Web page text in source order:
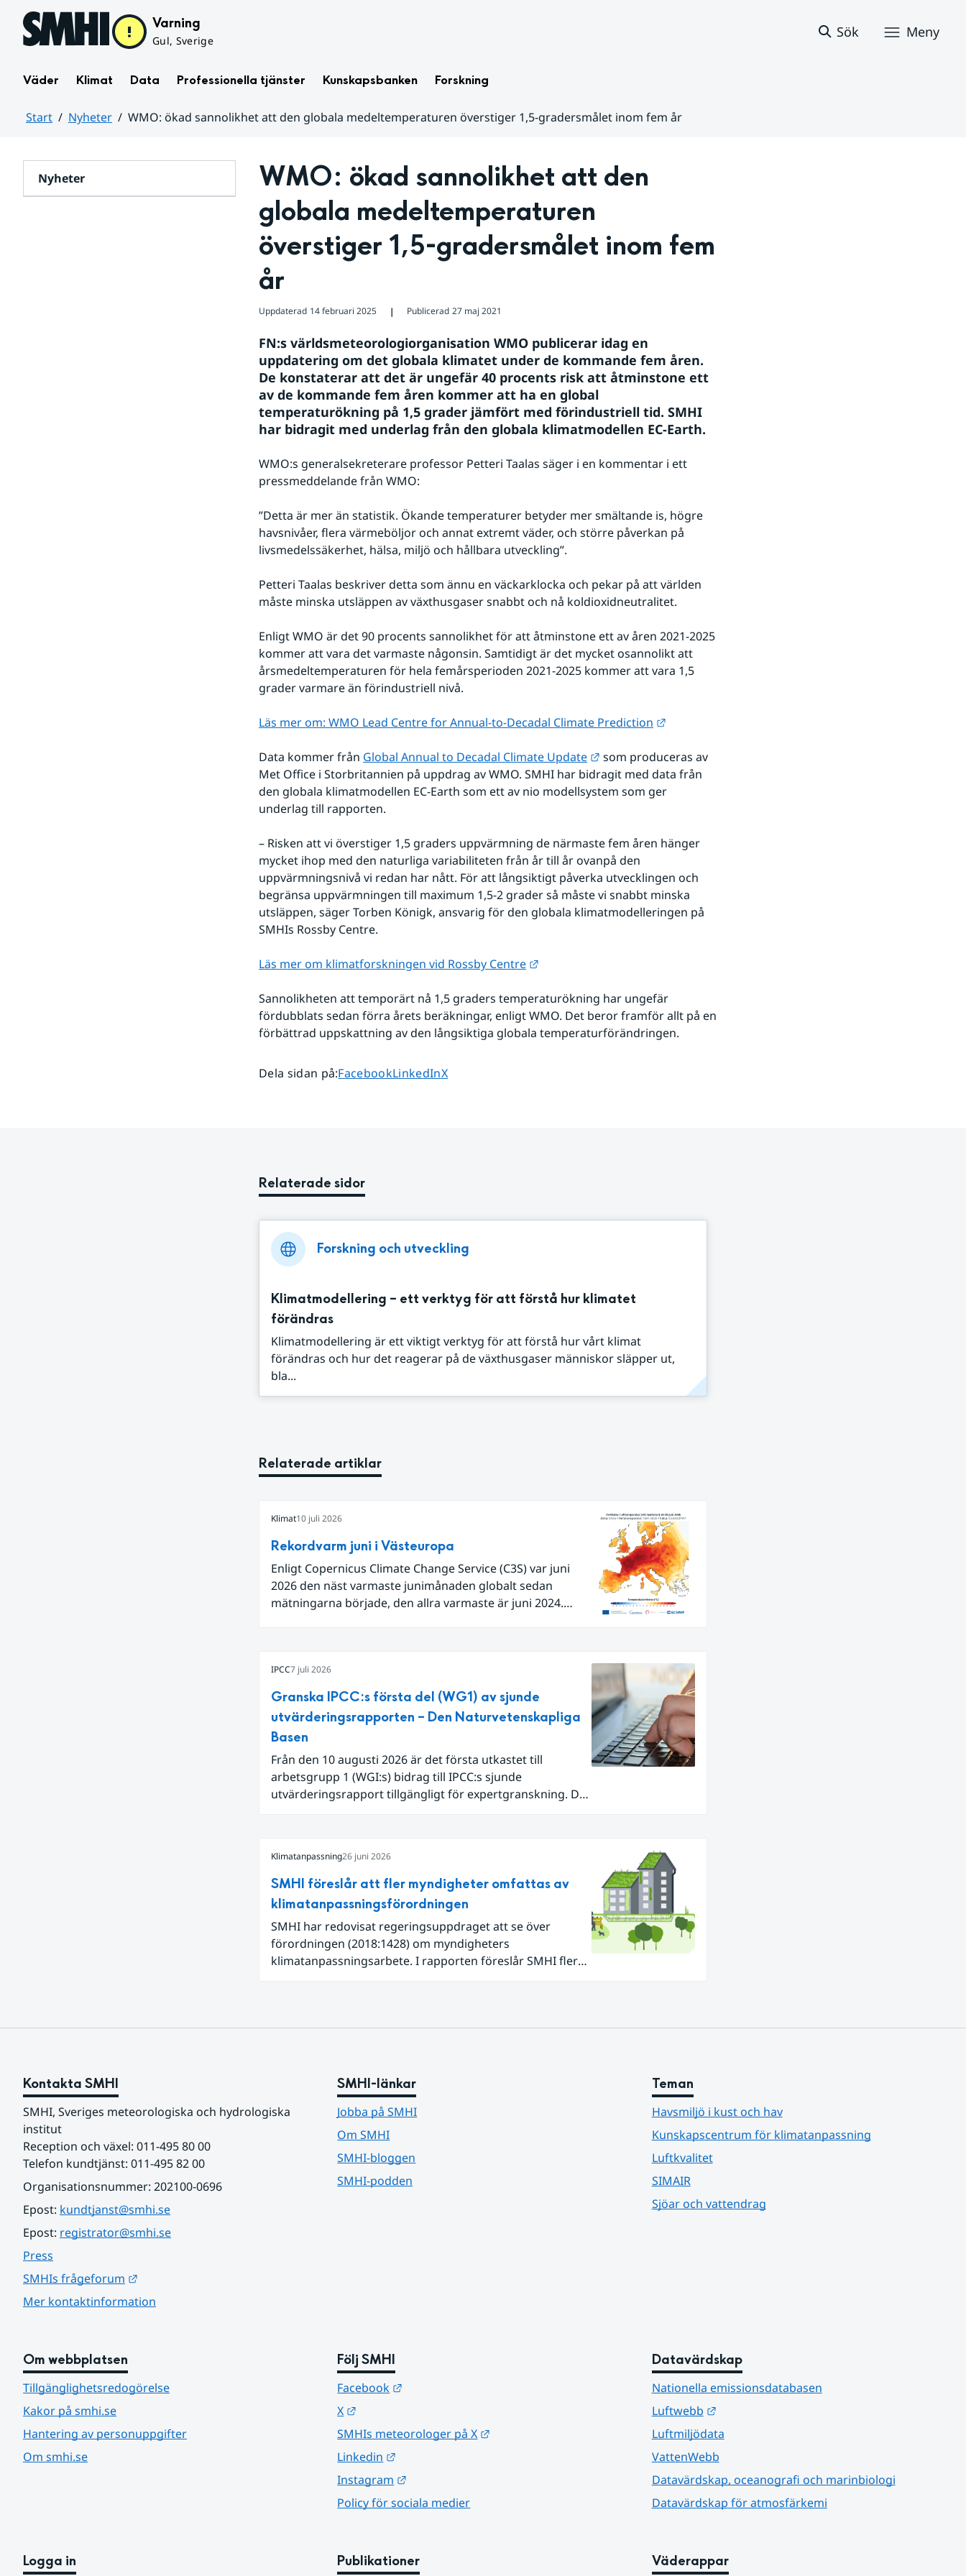
Hoppa till sidans innehåll Varning
Gul, Sverige
Sök Meny
Väder Klimat Data Professionella tjänster Kunskapsbanken Forskning
Start Nyheter
WMO: ökad sannolikhet att den globala medeltemperaturen överstiger 1,5-gradersmålet inom fem år
Nyheter
WMO: ökad sannolikhet att den
globala medeltemperaturen
överstiger 1,5-gradersmålet inom fem
år
Uppdaterad 14 februari 2025 ❘ Publicerad 27 maj 2021
FN:s världsmeteorologiorganisation WMO publicerar idag en
uppdatering om det globala klimatet under de kommande fem åren.
De konstaterar att det är ungefär 40 procents risk att åtminstone ett
av de kommande fem åren kommer att ha en global
temperaturökning på 1,5 grader jämfört med förindustriell tid. SMHI
har bidragit med underlag från den globala klimatmodellen EC-Earth.
WMO:s generalsekreterare professor Petteri Taalas säger i en kommentar i ett
pressmeddelande från WMO:
”Detta är mer än statistik. Ökande temperaturer betyder mer smältande is, högre
havsnivåer, flera värmeböljor och annat extremt väder, och större påverkan på
livsmedelssäkerhet, hälsa, miljö och hållbara utveckling”.
Petteri Taalas beskriver detta som ännu en väckarklocka och pekar på att världen
måste minska utsläppen av växthusgaser snabbt och nå koldioxidneutralitet.
Enligt WMO är det 90 procents sannolikhet för att åtminstone ett av åren 2021-2025
kommer att vara det varmaste någonsin. Samtidigt är det mycket osannolikt att
årsmedeltemperaturen för hela femårsperioden 2021-2025 kommer att vara 1,5
grader varmare än förindustriell nivå.
Läs mer om: WMO Lead Centre for Annual-to-Decadal Climate Prediction Länk till annan webbplats.
Data kommer från Global Annual to Decadal Climate Update Länk till annan webbplats.
som produceras av
Met Office i Storbritannien på uppdrag av WMO. SMHI har bidragit med data från
den globala klimatmodellen EC-Earth som ett av nio modellsystem som ger
underlag till rapporten.
– Risken att vi överstiger 1,5 graders uppvärmning de närmaste fem åren hänger
mycket ihop med den naturliga variabiliteten från år till år ovanpå den
uppvärmningsnivå vi redan har nått. För att långsiktigt påverka utvecklingen och
begränsa uppvärmningen till maximum 1,5-2 grader så måste vi snabbt minska
utsläppen, säger Torben Königk, ansvarig för den globala klimatmodelleringen på
SMHIs Rossby Centre.
Läs mer om klimatforskningen vid Rossby Centre Länk till annan webbplats.
Sannolikheten att temporärt nå 1,5 graders temperaturökning har ungefär
fördubblats sedan förra årets beräkningar, enligt WMO. Det beror framför allt på en
förbättrad uppskattning av den långsiktiga globala temperaturförändringen.
Dela sidan på:Dela sidan på
FacebookDela sidan på
LinkedInDela sidan på
X
Relaterade sidor
Forskning och utveckling
Klimatmodellering – ett verktyg för att förstå hur klimatet
förändras
Klimatmodellering är ett viktigt verktyg för att förstå hur vårt klimat
förändras och hur det reagerar på de växthusgaser människor släpper ut,
bla...
Relaterade artiklar
Klimat10 juli 2026
Rekordvarm juni i Västeuropa
Enligt Copernicus Climate Change Service (C3S) var juni
2026 den näst varmaste junimånaden globalt sedan
mätningarna började, den allra varmaste är juni 2024.
hetta i slutet av månaden. Världshavens
ytvattentemperaturer var den högsta som uppmätts för
en juni månad, vilket ligger i fas med en framväxande El
Niño i Stilla havet.
IPCC7 juli 2026
Granska IPCC:s första del (WG1) av sjunde
utvärderingsrapporten – Den Naturvetenskapliga
Basen
Från den 10 augusti 2026 är det första utkastet till
arbetsgrupp 1 (WGI:s) bidrag till IPCC:s sjunde
utvärderingsrapport tillgängligt för expertgranskning. Du
Klimatanpassning26 juni 2026
SMHI föreslår att fler myndigheter omfattas av
klimatanpassningsförordningen
SMHI har redovisat regeringsuppdraget att se över
förordningen (2018:1428) om myndigheters
klimatanpassningsarbete. I rapporten föreslår SMHI flera
Kontakta SMHI
SMHI, Sveriges meteorologiska och hydrologiska
institut
Reception och växel: 011-495 80 00
Telefon kundtjänst: 011-495 82 00
Organisationsnummer: 202100-0696
Epost: kundtjanst@smhi.se
Epost: registrator@smhi.se
Press
SMHIs frågeforum
Mer kontaktinformation
SMHI-länkar
Jobba på SMHI
Om SMHI
SMHI-bloggen
SMHI-podden
Teman
Havsmiljö i kust och hav
Kunskapscentrum för klimatanpassning
Luftkvalitet
SIMAIR
Sjöar och vattendrag
Om webbplatsen
Tillgänglighetsredogörelse
Kakor på smhi.se
Hantering av personuppgifter
Om smhi.se
Följ SMHI
Facebook
X
SMHIs meteorologer på X
Linkedin
Instagram
Policy för sociala medier
Datavärdskap
Nationella emissionsdatabasen
Luftwebb
Länk till annan webbplats.
Luftmiljödata
VattenWebb
Datavärdskap, oceanografi och marinbiologi
Datavärdskap för atmosfärkemi
Logga in Publikationer Väderappar